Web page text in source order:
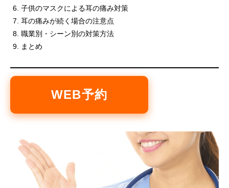
子供のマスクによる耳の痛み対策
耳の痛みが続く場合の注意点
職業別・シーン別の対策方法
まとめ
WEB予約